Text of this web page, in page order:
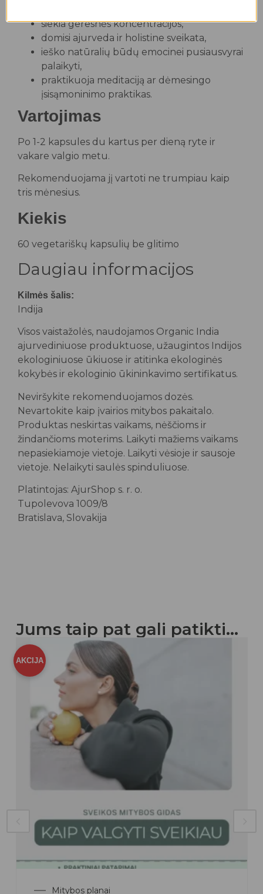
siekia geresnės koncentracijos,
domisi ajurveda ir holistine sveikata,
ieško natūralių būdų emocinei pusiausvyrai
palaikyti,
praktikuoja meditaciją ar dėmesingo
įsisąmoninimo praktikas.
Vartojimas
Po 1-2 kapsules du kartus per dieną ryte ir
vakare valgio metu.
Rekomenduojama jį vartoti ne trumpiau kaip
tris mėnesius.
Kiekis
60 vegetariškų kapsulių be glitimo
Daugiau informacijos
Kilmės šalis:
Indija
Visos vaistažolės, naudojamos Organic India
ajurvediniuose produktuose, užaugintos Indijos
ekologiniuose ūkiuose ir atitinka ekologinės
kokybės ir ekologinio ūkininkavimo sertifikatus.
Neviršykite rekomenduojamos dozės.
Nevartokite kaip įvairios mitybos pakaitalo.
Produktas neskirtas vaikams, nėščioms ir
žindančioms moterims. Laikyti mažiems vaikams
nepasiekiamoje vietoje. Laikyti vėsioje ir sausoje
vietoje. Nelaikyti saulės spinduliuose.
Platintojas: AjurShop s. r. o.
Tupolevova 1009/8
Bratislava, Slovakija
Jums taip pat gali patikti…
Mitybos planai
AKCIJA